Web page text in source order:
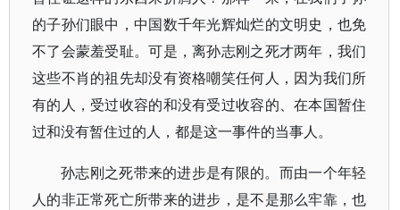
的子孙们眼中，中国数千年光辉灿烂的文明史，也免
不了会蒙羞受耻。可是，离孙志刚之死才两年，我们
这些不肖的祖先却没有资格嘲笑任何人，因为我们所
有的人，受过收容的和没有受过收容的、在本国暂住
过和没有暂住过的人，都是这一事件的当事人。
孙志刚之死带来的进步是有限的。而由一个年轻
人的非正常死亡所带来的进步，是不是那么牢靠，也